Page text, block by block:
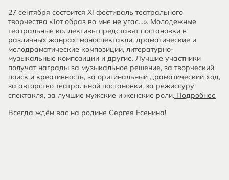
27 сентября состоится XI фестиваль театрального
творчества «Тот образ во мне не угас…». Молодежные
театральные коллективы представят постановки в
различных жанрах: моноспектакли, драматические и
мелодраматические композиции, литературно-
музыкальные композиции и другие. Лучшие участники
получат награды за музыкальное решение, за творческий
поиск и креативность, за оригинальный драматический ход,
за авторство театральной постановки, за режиссуру
спектакля, за лучшие мужские и женские роли. Подробнее
Всегда ждём вас на родине Сергея Есенина!